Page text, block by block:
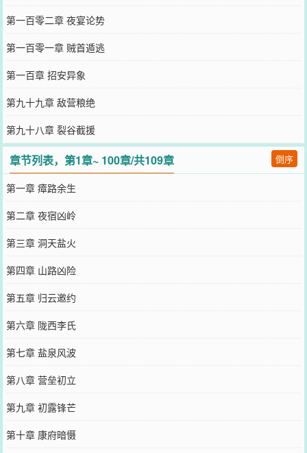
第一百零二章 夜宴论势
第一百零一章 贼首遁逃
第一百章 招安异象
第九十九章 敌营粮绝
第九十八章 裂谷截援
章节列表，第1章~ 100章/共109章 倒序
第一章 瘴路余生
第二章 夜宿凶岭
第三章 洞天盐火
第四章 山路凶险
第五章 归云邀约
第六章 陇西李氏
第七章 盐泉风波
第八章 营垒初立
第九章 初露锋芒
第十章 康府暗慑